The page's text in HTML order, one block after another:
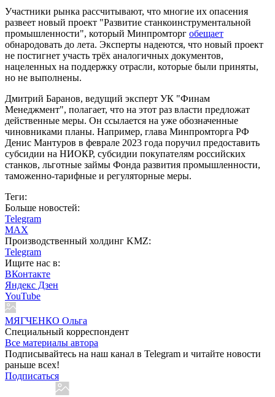
Участники рынка рассчитывают, что многие их опасения
развеет новый проект "Развитие станкоинструментальной
промышленности", который Минпромторг обещает
обнародовать до лета. Эксперты надеются, что новый проект
не постигнет участь трёх аналогичных документов,
нацеленных на поддержку отрасли, которые были приняты,
но не выполнены.
Дмитрий Баранов, ведущий эксперт УК "Финам
Менеджмент", полагает, что на этот раз власти предложат
действенные меры. Он ссылается на уже обозначенные
чиновниками планы. Например, глава Минпромторга РФ
Денис Мантуров в феврале 2023 года поручил предоставить
субсидии на НИОКР, субсидии покупателям российских
станков, льготные займы Фонда развития промышленности,
таможенно-тарифные и регуляторные меры.
Теги:
Больше новостей:
Telegram
MAX
Производственный холдинг KMZ:
Telegram
Ищите нас в:
ВКонтакте
Яндекс Дзен
YouTube
МЯГЧЕНКО Ольга
Cпециальный корреспондент
Все материалы автора
Подписывайтесь на наш канал в Telegram и читайте новости
раньше всех!
Подписаться